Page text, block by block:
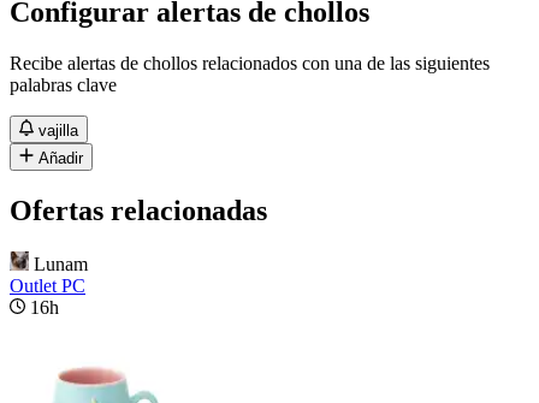
Configurar alertas de chollos
Recibe alertas de chollos relacionados con una de las siguientes
palabras clave
vajilla
Añadir
Ofertas relacionadas
Lunam
Outlet PC
16h